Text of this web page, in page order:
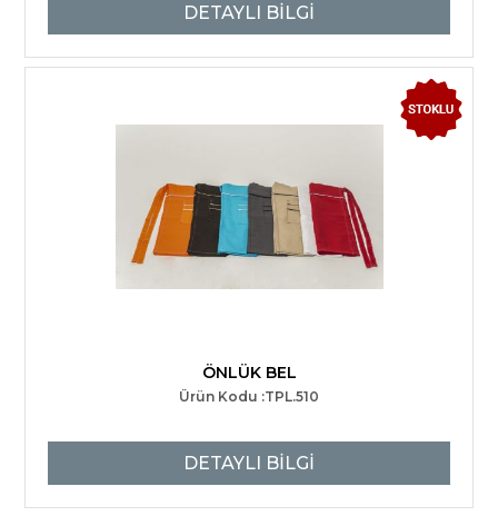
DETAYLI BİLGİ
ÖNLÜK BEL
Ürün Kodu :TPL.510
DETAYLI BİLGİ